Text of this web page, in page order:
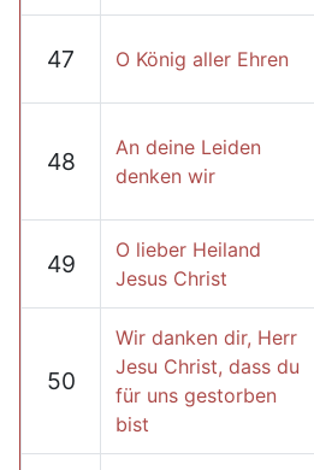
47 O König aller Ehren
48
An deine Leiden
denken wir
49
O lieber Heiland
Jesus Christ
50
Wir danken dir, Herr
Jesu Christ, dass du
für uns gestorben
bist